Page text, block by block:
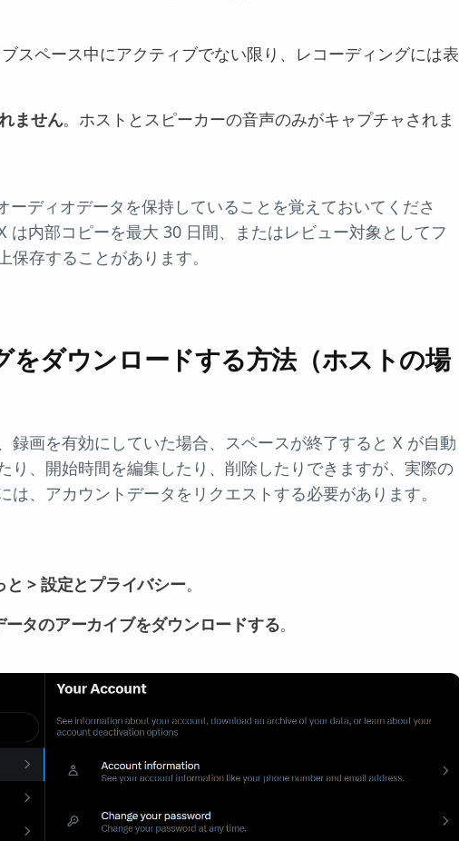
スペース中にアクティブでない限り、レコーディングには表
ません。ホストとスピーカーの音声のみがキャプチャされま
ディオデータを保持していることを覚えておいてくださ
は内部コピーを最大 30 日間、またはレビュー対象としてフ
存することがあります。
をダウンロードする方法（ホストの場
録画を有効にしていた場合、スペースが終了すると X が自動
り、開始時間を編集したり、削除したりできますが、実際の
、アカウントデータをリクエストする必要があります。
と > 設定とプライバシー。
ータのアーカイブをダウンロードする。